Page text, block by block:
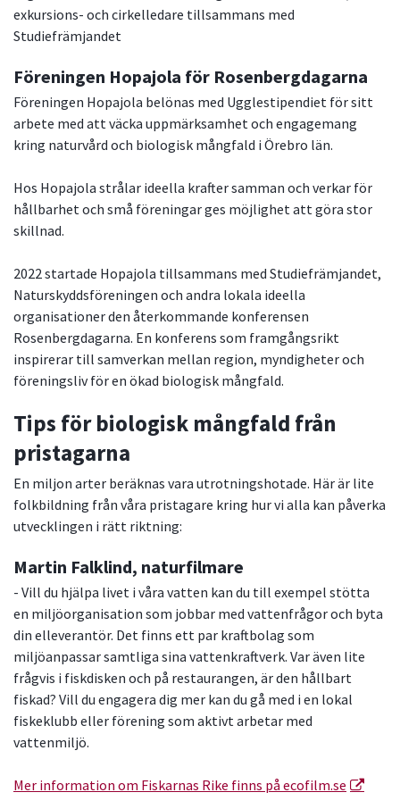
exkursions- och cirkelledare tillsammans med
Studiefrämjandet
Föreningen Hopajola för Rosenbergdagarna
Föreningen Hopajola belönas med Ugglestipendiet för sitt
arbete med att väcka uppmärksamhet och engagemang
kring naturvård och biologisk mångfald i Örebro län.
Hos Hopajola strålar ideella krafter samman och verkar för
hållbarhet och små föreningar ges möjlighet att göra stor
skillnad.
2022 startade Hopajola tillsammans med Studiefrämjandet,
Naturskyddsföreningen och andra lokala ideella
organisationer den återkommande konferensen
Rosenbergdagarna. En konferens som framgångsrikt
inspirerar till samverkan mellan region, myndigheter och
föreningsliv för en ökad biologisk mångfald.
Tips för biologisk mångfald från
pristagarna
En miljon arter beräknas vara utrotningshotade. Här är lite
folkbildning från våra pristagare kring hur vi alla kan påverka
utvecklingen i rätt riktning:
Martin Falklind, naturfilmare
- Vill du hjälpa livet i våra vatten kan du till exempel stötta
en miljöorganisation som jobbar med vattenfrågor och byta
din elleverantör. Det finns ett par kraftbolag som
miljöanpassar samtliga sina vattenkraftverk. Var även lite
frågvis i fiskdisken och på restaurangen, är den hållbart
fiskad? Vill du engagera dig mer kan du gå med i en lokal
fiskeklubb eller förening som aktivt arbetar med
vattenmiljö.
Mer information om Fiskarnas Rike finns på ecofilm.se